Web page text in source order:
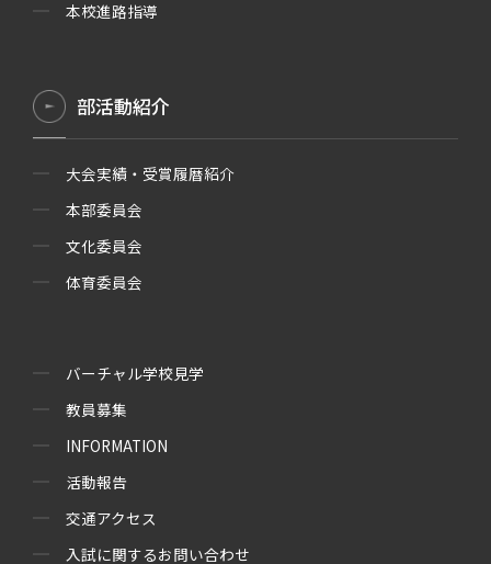
本校進路指導
部活動紹介
大会実績・受賞履暦紹介
本部委員会
文化委員会
体育委員会
バーチャル学校見学
教員募集
INFORMATION
活動報告
交通アクセス
入試に関するお問い合わせ